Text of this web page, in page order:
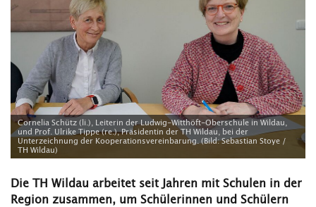
Cornelia Schütz (li.), Leiterin der Ludwig-Witthöft-Oberschule in Wildau,
und Prof. Ulrike Tippe (re.), Präsidentin der TH Wildau, bei der
Unterzeichnung der Kooperationsvereinbarung. (Bild: Sebastian Stoye /
TH Wildau)
Die TH Wildau arbeitet seit Jahren mit Schulen in der
Region zusammen, um Schülerinnen und Schülern